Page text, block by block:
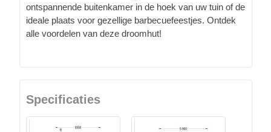
ontspannende buitenkamer in de hoek van uw tuin of de
ideale plaats voor gezellige barbecuefeestjes. Ontdek
alle voordelen van deze droomhut!
Specificaties